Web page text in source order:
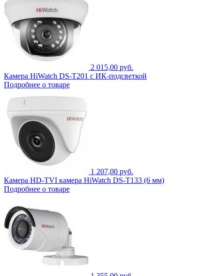
2 015,00 руб.
Камера HiWatch DS-T201 с ИК-подсветкой
Подробнее о товаре
1 207,00 руб.
Камера HD-TVI камера HiWatch DS-T133 (6 мм)
Подробнее о товаре